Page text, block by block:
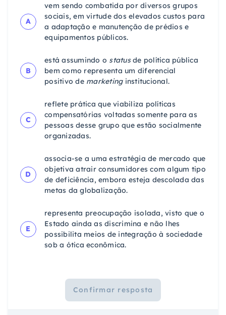
A
vem sendo combatida por diversos grupos
sociais, em virtude dos elevados custos para
a adaptação e manutenção de prédios e
equipamentos públicos.
B
está assumindo o statusde política pública
bem como representa um diferencial
positivo de marketinginstitucional.
C
reflete prática que viabiliza políticas
compensatórias voltadas somente para as
pessoas desse grupo que estão socialmente
organizadas.
D
associa-se a uma estratégia de mercado que
objetiva atrair consumidores com algum tipo
de deficiência, embora esteja descolada das
metas da globalização.
E
representa preocupação isolada, visto que o
Estado ainda as discrimina e não lhes
possibilita meios de integração à sociedade
sob a ótica econômica.
Confirmar resposta